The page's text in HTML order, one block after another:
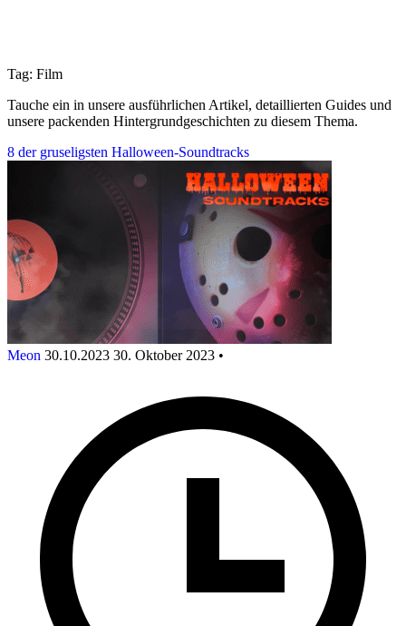
Tag: Film
Tauche ein in unsere ausführlichen Artikel, detaillierten Guides und
unsere packenden Hintergrundgeschichten zu diesem Thema.
8 der gruseligsten Halloween-Soundtracks
Meon 30.10.2023 30. Oktober 2023 •